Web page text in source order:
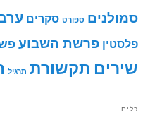
סמולנים ספורט סקרים
פלסטין פרשת השבוע
שירים תקשורת תרגיל
כלים